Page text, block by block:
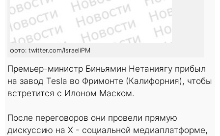
фото: twitter.com/IsraeliPM
Премьер-министр Биньямин Нетаниягу прибыл
на завод Tesla во Фримонте (Калифорния), чтобы
встретится с Илоном Маском.
После переговоров они провели прямую
дискуссию на X - социальной медиаплатформе,